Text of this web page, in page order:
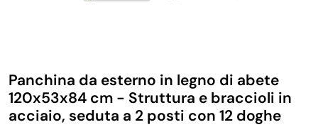
CASA E PERSONA
FERRAMENTA E LINEA AUTO
Panchina da esterno in legno di abete
120x53x84 cm - Struttura e braccioli in
acciaio, seduta a 2 posti con 12 doghe